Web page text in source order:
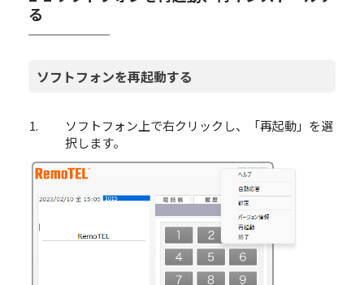
る
ソフトフォンを再起動する
ソフトフォン上で右クリックし、「再起動」を選
択します。